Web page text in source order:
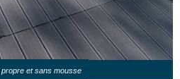
propre et sans mousse